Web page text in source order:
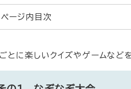
ページ内目次
とに楽しいクイズやゲームなど